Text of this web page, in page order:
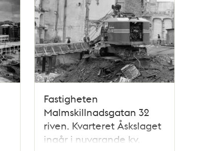
Fastigheten
Malmskillnadsgatan 32
riven. Kvarteret Åskslaget
ingår i nuvarande kv.